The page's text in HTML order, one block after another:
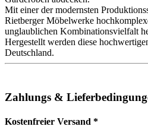
Mit einer der modernsten
Rietberger Möbelwerke
unglaublichen Kombinationsvielfalt
Hergestellt werden diese
Deutschland.
Zahlungs &
Kostenfreier Versand *